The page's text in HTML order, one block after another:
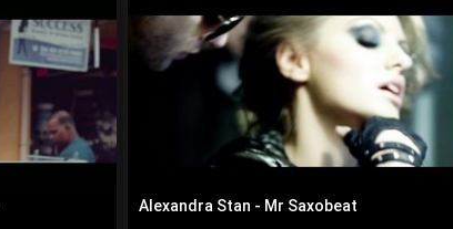
Alexandra Stan - Mr Saxobeat